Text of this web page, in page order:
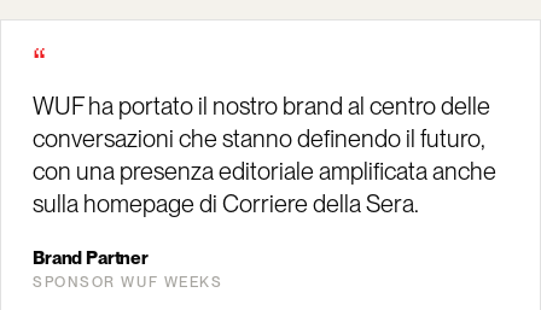
“
WUF ha portato il nostro brand al centro delle
conversazioni che stanno definendo il futuro,
con una presenza editoriale amplificata anche
sulla homepage di Corriere della Sera.
Brand Partner
SPONSOR WUF WEEKS